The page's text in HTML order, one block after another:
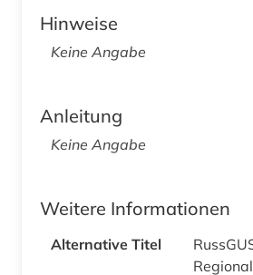
Hinweise
Keine Angabe
Anleitung
Keine Angabe
Weitere Informationen
Alternative Titel